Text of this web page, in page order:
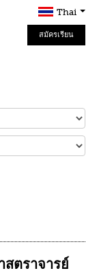
Thai
สมัครเรียน
Online
สตราจารย์